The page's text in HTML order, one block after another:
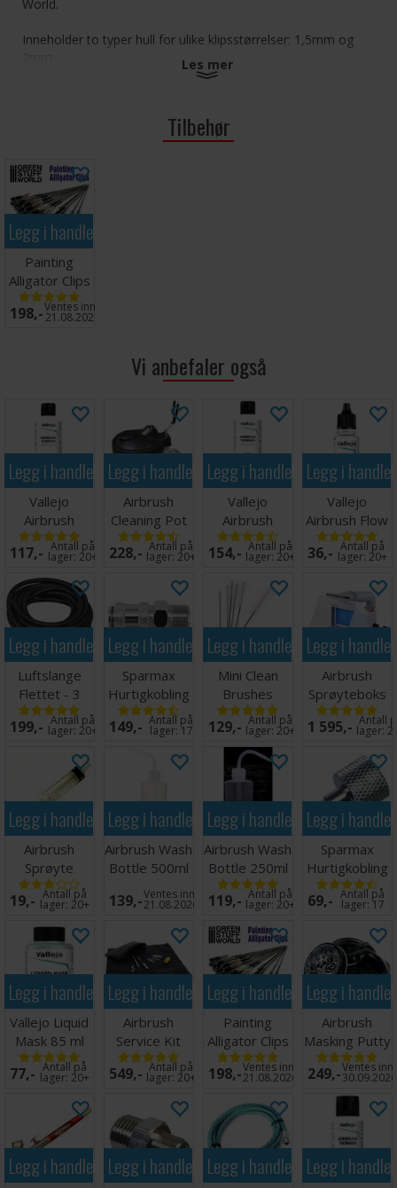
World.
Inneholder to typer hull for ulike klipsstørrelser: 1,5mm og
Les mer
Tilbehør
Legg i handlekurven
Painting
Alligator Clips
- 20 stk
198,-Ventes inn
21.08.2026
Vi anbefaler også
Legg i handlekurven
Vallejo
Airbrush
Cleaner 200ml
117,- Antall på
lager: 20+
Legg i handlekurven
Airbrush
Cleaning Pot
228,- Antall på
lager:20+
Legg i handlekurven
Vallejo
Airbrush
Thinner 200
ml
154,- Antall på
lager:20+
Legg i
Vallejo
Airbrush Flow
Improver
17ml
36,- Antall på
lager:20+
Legg i handlekurven
Luftslange
Flettet - 3
meter
199,- Antall på
lager: 20+
Legg i handlekurven
Sparmax
Hurtigkobling
Airbrush Hun
1/8"
149,- Antall på
lager: 17
Legg i handlekurven
Mini Clean
Brushes
Rensesett
Airbrush
129,- Antall på
lager:20+
Legg i
Airbrush
Sprøyteboks
Spray Booth
Panzag
1 595,- Antall
lager:
Legg i handlekurven
Airbrush
Sprøyte
Maling
Opptrekker
2ml
19,- Antall på
lager:20+
Legg i handlekurven
Airbrush Wash
Bottle 500ml
139,-Ventes inn
21.08.2026
Legg i handlekurven
Airbrush Wash
Bottle 250ml
119,- Antall på
lager:20+
Legg i
Sparmax
Hurtigkobling
Airbrush Han
1/8"
69,- Antall på
lager: 17
Legg i handlekurven
Vallejo Liquid
Mask 85 ml
Masking
77,- Antall på
lager:20+
Legg i handlekurven
Airbrush
Service Kit
549,- Antall på
lager:20+
Legg i handlekurven
Painting
Alligator Clips
- 20 stk
198,-Ventes inn
21.08.2026
Legg i
Airbrush
Masking Putty
- 60g
249,-Ventes inn
30.09.2026
Legg i handlekurvenLegg i handlekurvenLegg i handlekurven
Legg i